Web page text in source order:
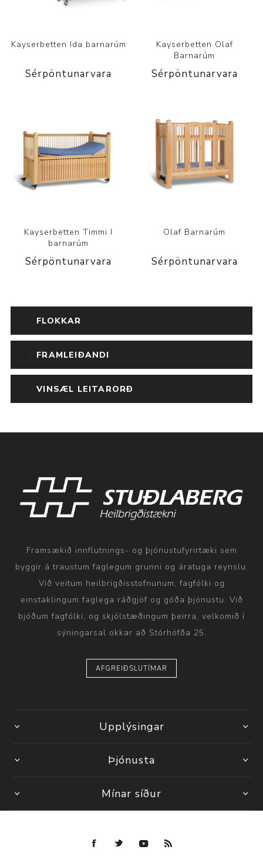
Kayserbetten Ida barnarúm
Sérpöntunarvara
Kayserbetten Olaf
Barnarúm
Sérpöntunarvara
Kayserbetten Timmi I
barnarúm
Sérpöntunarvara
Olaf Barnarúm
Sérpöntunarvara
FLOKKAR
FRAMLEIÐANDI
VINSÆL LEITARORÐ
Framsækið innflutnings- og þjónustufyrirtæki sem
byggir á traustum faglegum grunni og áratuga reynslu.
Við veitum heilbrigðisstofnunum, fagfólki og
einstaklingum faglega ráðgjöf og góða þjónustu. Við
bjóðum fagfólki, og skjólstæðingum þeirra, velkomið í
sýningarsal okkar að Stórhöfða 25.
AFGREIÐSLUTÍMAR
Upplýsingar
Þjónusta
Mínar síður